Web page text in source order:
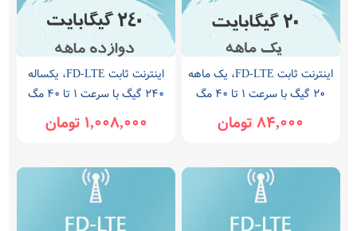
اینترنت ثابت FD-LTE، یک ماهه
20 گیگ با سرعت ۱ تا ۴۰ مگ
84,000 تومان
اینترنت ثابت FD-LTE، یکساله
240 گیگ با سرعت ۱ تا ۴۰ مگ
1,008,000 تومان